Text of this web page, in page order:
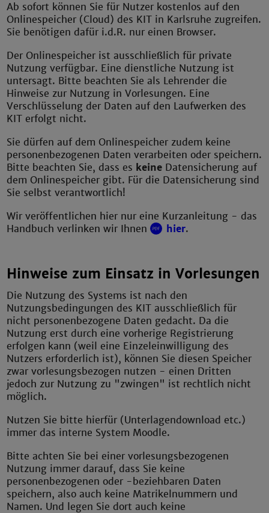
Ab sofort können Sie für Nutzer kostenlos auf den
Onlinespeicher (Cloud) des KIT in Karlsruhe zugreifen.
Sie benötigen dafür i.d.R. nur einen Browser.
Der Onlinespeicher ist ausschließlich für private
Nutzung verfügbar. Eine dienstliche Nutzung ist
untersagt. Bitte beachten Sie als Lehrender die
Hinweise zur Nutzung in Vorlesungen. Eine
Verschlüsselung der Daten auf den Laufwerken des
KIT erfolgt nicht.
Sie dürfen auf dem Onlinespeicher zudem keine
personenbezogenen Daten verarbeiten oder speichern.
Bitte beachten Sie, dass es keine Datensicherung auf
dem Onlinespeicher gibt. Für die Datensicherung sind
Sie selbst verantwortlich!
Wir veröffentlichen hier nur eine Kurzanleitung - das
Handbuch verlinken wir Ihnen
hier.
Hinweise zum Einsatz in Vorlesungen
Die Nutzung des Systems ist nach den
Nutzungsbedingungen des KIT ausschließlich für
nicht personenbezogene Daten gedacht. Da die
Nutzung erst durch eine vorherige Registrierung
erfolgen kann (weil eine Einzeleinwilligung des
Nutzers erforderlich ist), können Sie diesen Speicher
zwar vorlesungsbezogen nutzen - einen Dritten
jedoch zur Nutzung zu "zwingen" ist rechtlich nicht
möglich.
Nutzen Sie bitte hierfür (Unterlagendownload etc.)
immer das interne System Moodle.
Bitte achten Sie bei einer vorlesungsbezogenen
Nutzung immer darauf, dass Sie keine
personenbezogenen oder -beziehbaren Daten
speichern, also auch keine Matrikelnummern und
Namen. Und legen Sie dort auch keine